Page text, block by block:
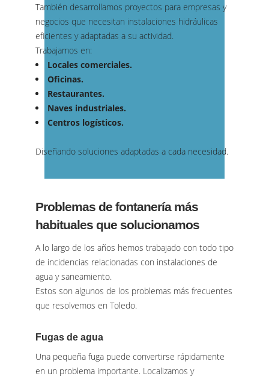
También desarrollamos proyectos para empresas y
negocios que necesitan instalaciones hidráulicas
eficientes y adaptadas a su actividad.
Trabajamos en:
Locales comerciales.
Oficinas.
Restaurantes.
Naves industriales.
Centros logísticos.
Diseñando soluciones adaptadas a cada necesidad.
Problemas de fontanería más
habituales que solucionamos
A lo largo de los años hemos trabajado con todo tipo
de incidencias relacionadas con instalaciones de
agua y saneamiento.
Estos son algunos de los problemas más frecuentes
que resolvemos en Toledo.
Fugas de agua
Una pequeña fuga puede convertirse rápidamente
en un problema importante. Localizamos y